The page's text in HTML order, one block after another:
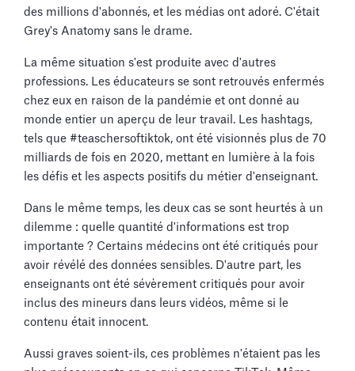
des millions d'abonnés, et les médias ont adoré. C'était
Grey's Anatomy sans le drame.
La même situation s'est produite avec d'autres
professions. Les éducateurs se sont retrouvés enfermés
chez eux en raison de la pandémie et ont donné au
monde entier un aperçu de leur travail. Les hashtags,
tels que #teaschersoftiktok, ont été visionnés plus de 70
milliards de fois en 2020, mettant en lumière à la fois
les défis et les aspects positifs du métier d'enseignant.
Dans le même temps, les deux cas se sont heurtés à un
dilemme : quelle quantité d'informations est trop
importante ? Certains médecins ont été critiqués pour
avoir révélé des données sensibles. D'autre part, les
enseignants ont été sévèrement critiqués pour avoir
inclus des mineurs dans leurs vidéos, même si le
contenu était innocent.
Aussi graves soient-ils, ces problèmes n'étaient pas les